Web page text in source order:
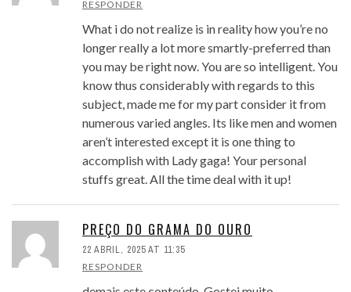
RESPONDER
What i do not realize is in reality how you’re no
longer really a lot more smartly-preferred than
you may be right now. You are so intelligent. You
know thus considerably with regards to this
subject, made me for my part consider it from
numerous varied angles. Its like men and women
aren’t interested except it is one thing to
accomplish with Lady gaga! Your personal
stuffs great. All the time deal with it up!
PREÇO DO GRAMA DO OURO
22 ABRIL, 2025 AT 11:35
RESPONDER